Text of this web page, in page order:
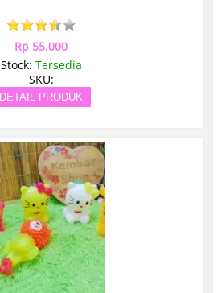
Rp 55.000
Stock: Tersedia
SKU:
DETAIL PRODUK